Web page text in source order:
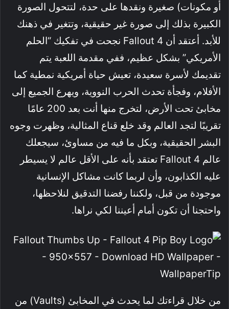
أو مكونات) صغيرة ونقدها على حدة، لتتحول الصورة
الكبيرة بذلك إلى صورة غير حقيقية، وتتغير في ذهنك
للأبد. أعتقد أن Fallout 4 نجحت في تفكيك “الحلم
الأمريكي” بشكل عظيم، ففي مقدمة اللعبة يتم
تقديمك لأسرة سعيدة، تعيش حياة أمريكية نمطية كما
الأفلام، وفجأة تحدث الحرب النووية، ويهرع الجميع إلى
مخابئ تحت الأرض، لتخرج منها أنت بعد 200 عامًا
تقريبًا لتجد العالم وقد خلع قناع المثالية، وظهرت وجوه
البشر الحقيقية، وبكل ما فيه من مساوئ، سيجعلك
عالم Fallout 4 تعتقد بأنه على الأقل عالم لا يسيطر
عليه الكذابون، وأن لربما كانت مشاكل الإنسانية
موجودة من قبل، ولكننا رفضنا التدقيق لنلاحظها،
واحتجنا أن تكون أمام أعيننا لكي نراها.
من خلال قراءتك لما يحدث في المخابئ (Vaults) من